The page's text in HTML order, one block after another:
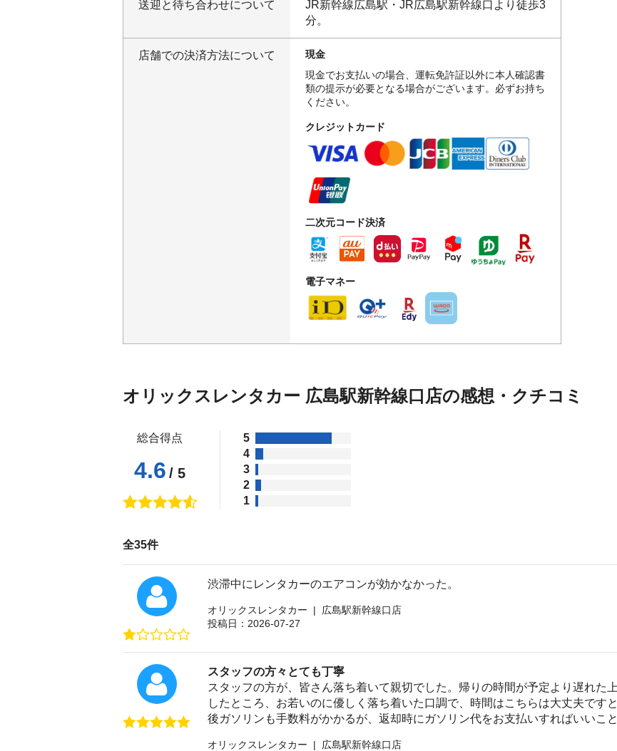
送迎と待ち合わせについて
JR新幹線広島駅・JR広島駅新幹線口より徒歩3
分。
店舗での決済方法について
現金
現金でお支払いの場合、運転免許証以外に本人確認書
類の提示が必要となる場合がございます。必ずお持ち
ください。
クレジットカード
二次元コード決済
電子マネー
オリックスレンタカー 広島駅新幹線口店の感想・クチコミ
総合得点
4.6 / 5
5
4
3
2
1
全35件
渋滞中にレンタカーのエアコンが効かなかった。
オリックスレンタカー | 広島駅新幹線口店
投稿日：2026-07-27
スタッフの方々とても丁寧
スタッフの方が、皆さん落ち着いて親切でした。帰りの時間が予定より遅れた
したところ、お若いのに優しく落ち着いた口調で、時間はこちらは大丈夫です
後ガソリンも手数料がかかるが、返却時にガソリン代をお支払いすればいいこ
オリックスレンタカー | 広島駅新幹線口店